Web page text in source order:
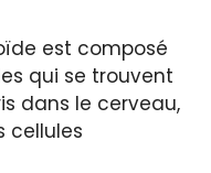
est composé
qui se trouvent
dans le cerveau,
cellules